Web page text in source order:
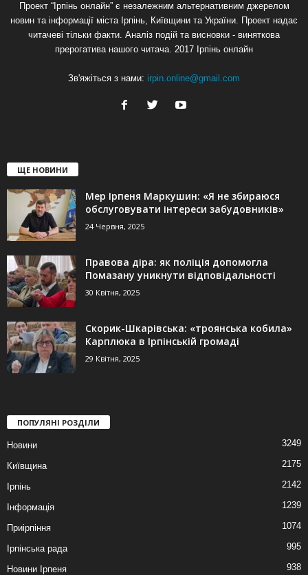
Проект “Ірпінь онлайн” є незалежним альтернативним джерелом
новин та інформації міста Ірпінь, Київщини та України. Проект надає
читачеві тільки факти. Аналіз подій та висновки - виняткова
прерогатива нашого читача. 2017 Ірпінь онлайн
Зв'яжіться з нами: irpin.online@gmail.com
ЩЕ НОВИНИ
Мер Ірпеня Маркушин: «Я не збираюся
обслуговувати інтереси забудовників»
24 Червня, 2025
Правова діра: як поліція допомогла
Помазану уникнути відповідальності
30 Квітня, 2025
Скорик-Шкарівська: «троянська кобила»
Карплюка в Ірпінській громаді
29 Квітня, 2025
ПОПУЛЯНІ РОЗДІЛИ
Новини 3249
Київщина 2175
Ірпінь 2142
Інформація 1239
Приірпіння 1074
Ірпінська рада 995
Новини Ірпеня 938